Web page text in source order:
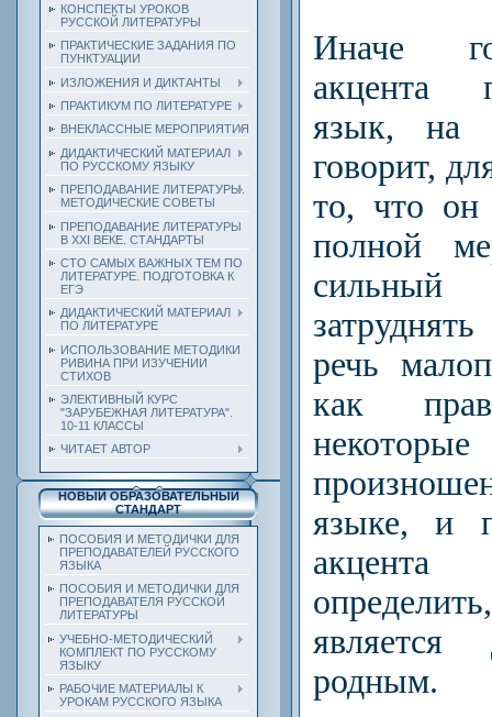
КОНСПЕКТЫ УРОКОВ
РУССКОЙ ЛИТЕРАТУРЫ
ПРАКТИЧЕСКИЕ ЗАДАНИЯ ПО
ПУНКТУАЦИИ
ИЗЛОЖЕНИЯ И ДИКТАНТЫ
ПРАКТИКУМ ПО ЛИТЕРАТУРЕ
ВНЕКЛАССНЫЕ МЕРОПРИЯТИЯ
ДИДАКТИЧЕСКИЙ МАТЕРИАЛ
ПО РУССКОМУ ЯЗЫКУ
ПРЕПОДАВАНИЕ ЛИТЕРАТУРЫ.
МЕТОДИЧЕСКИЕ СОВЕТЫ
ПРЕПОДАВАНИЕ ЛИТЕРАТУРЫ
В XXI ВЕКЕ. СТАНДАРТЫ
СТО САМЫХ ВАЖНЫХ ТЕМ ПО
ЛИТЕРАТУРЕ. ПОДГОТОВКА К
ЕГЭ
ДИДАКТИЧЕСКИЙ МАТЕРИАЛ
ПО ЛИТЕРАТУРЕ
ИСПОЛЬЗОВАНИЕ МЕТОДИКИ
РИВИНА ПРИ ИЗУЧЕНИИ
СТИХОВ
ЭЛЕКТИВНЫЙ КУРС
"ЗАРУБЕЖНАЯ ЛИТЕРАТУРА".
10-11 КЛАССЫ
ЧИТАЕТ АВТОР
НОВЫЙ ОБРАЗОВАТЕЛЬНЫЙ
СТАНДАРТ
ПОСОБИЯ И МЕТОДИЧКИ ДЛЯ
ПРЕПОДАВАТЕЛЕЙ РУССКОГО
ЯЗЫКА
ПОСОБИЯ И МЕТОДИЧКИ ДЛЯ
ПРЕПОДАВАТЕЛЯ РУССКОЙ
ЛИТЕРАТУРЫ
УЧЕБНО-МЕТОДИЧЕСКИЙ
КОМПЛЕКТ ПО РУССКОМУ
ЯЗЫКУ
РАБОЧИЕ МАТЕРИАЛЫ К
УРОКАМ РУССКОГО ЯЗЫКА
Иначе
акцента
язык, на
говорит,
то, что
полной
речь
как
языке, и
акцента
является
родным.